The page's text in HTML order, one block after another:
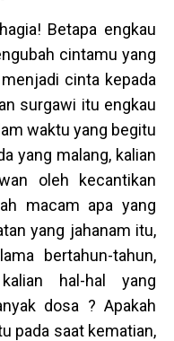
Betapa engkau
cintamu yang
cinta kepada
surgawi itu engkau
waktu yang begitu
yang malang, kalian
oleh kecantikan
macam apa yang
yang jahanam itu,
bertahun-tahun,
hal-hal yang
dosa ? Apakah
pada saat kematian,